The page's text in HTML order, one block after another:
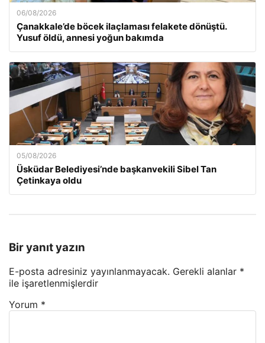
06/08/2026
Çanakkale’de böcek ilaçlaması felakete dönüştü.
Yusuf öldü, annesi yoğun bakımda
05/08/2026
Üsküdar Belediyesi’nde başkanvekili Sibel Tan
Çetinkaya oldu
Bir yanıt yazın
E-posta adresiniz yayınlanmayacak. Gerekli alanlar *
ile işaretlenmişlerdir
Yorum *